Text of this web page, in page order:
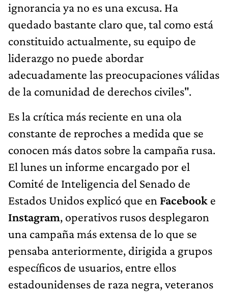
ignorancia ya no es una excusa. Ha
quedado bastante claro que, tal como está
constituido actualmente, su equipo de
liderazgo no puede abordar
adecuadamente las preocupaciones válidas
de la comunidad de derechos civiles".
Es la crítica más reciente en una ola
constante de reproches a medida que se
conocen más datos sobre la campaña rusa.
El lunes un informe encargado por el
Comité de Inteligencia del Senado de
Estados Unidos explicó que en Facebook e
Instagram, operativos rusos desplegaron
una campaña más extensa de lo que se
pensaba anteriormente, dirigida a grupos
específicos de usuarios, entre ellos
estadounidenses de raza negra, veteranos